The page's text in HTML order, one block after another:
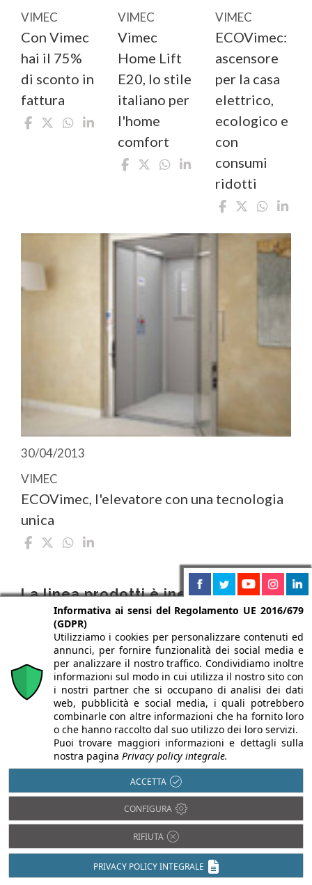
VIMEC
Con Vimec
hai il 75%
di sconto in
fattura
VIMEC
Vimec
Home Lift
E20, lo stile
italiano per
l'home
comfort
VIMEC
ECOVimec:
ascensore
per la casa
elettrico,
ecologico e
con
consumi
ridotti
30/04/2013
VIMEC
ECOVimec, l'elevatore con una tecnologia
unica
La linea prodotti è inerente alle
seguenti categorie
Ascensori e montacarichi
Disabilita' e multiutenza
Elevatori e montascale
DEM INVIATE DALL'AZIENDA
Informativa ai sensi del Regolamento UE 2016/679
(GDPR)
Utilizziamo i cookies per personalizzare contenuti ed
annunci, per fornire funzionalità dei social media e
per analizzare il nostro traffico. Condividiamo inoltre
informazioni sul modo in cui utilizza il nostro sito con
i nostri partner che si occupano di analisi dei dati
web, pubblicità e social media, i quali potrebbero
combinarle con altre informazioni che ha fornito loro
o che hanno raccolto dal suo utilizzo dei loro servizi.
Puoi trovare maggiori informazioni e dettagli sulla
nostra pagina Privacy policy integrale.
ACCETTA
CONFIGURA
RIFIUTA
PRIVACY POLICY INTEGRALE